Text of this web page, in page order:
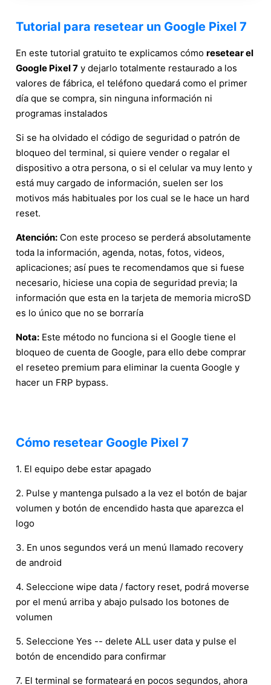
Tutorial para resetear un Google Pixel 7
En este tutorial gratuito te explicamos cómo resetear el
Google Pixel 7 y dejarlo totalmente restaurado a los
valores de fábrica, el teléfono quedará como el primer
día que se compra, sin ninguna información ni
programas instalados
Si se ha olvidado el código de seguridad o patrón de
bloqueo del terminal, si quiere vender o regalar el
dispositivo a otra persona, o si el celular va muy lento y
está muy cargado de información, suelen ser los
motivos más habituales por los cual se le hace un hard
reset.
Atención: Con este proceso se perderá absolutamente
toda la información, agenda, notas, fotos, videos,
aplicaciones; así pues te recomendamos que si fuese
necesario, hiciese una copia de seguridad previa; la
información que esta en la tarjeta de memoria microSD
es lo único que no se borraría
Nota: Este método no funciona si el Google tiene el
bloqueo de cuenta de Google, para ello debe comprar
el reseteo premium para eliminar la cuenta Google y
hacer un FRP bypass.
Cómo resetear Google Pixel 7
1. El equipo debe estar apagado
2. Pulse y mantenga pulsado a la vez el botón de bajar
volumen y botón de encendido hasta que aparezca el
logo
3. En unos segundos verá un menú llamado recovery
de android
4. Seleccione wipe data / factory reset, podrá moverse
por el menú arriba y abajo pulsado los botones de
volumen
5. Seleccione Yes -- delete ALL user data y pulse el
botón de encendido para confirmar
7. El terminal se formateará en pocos segundos, ahora